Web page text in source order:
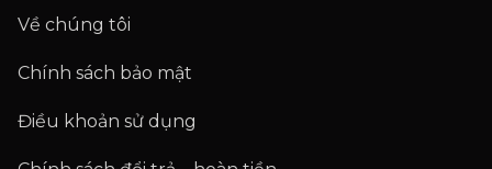
Về chúng tôi
Chính sách bảo mật
Điều khoản sử dụng